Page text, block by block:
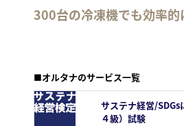
300台の冷凍機でも効率的
■オルタナのサービス一覧
サステナ経営/SDGs
４級）試験